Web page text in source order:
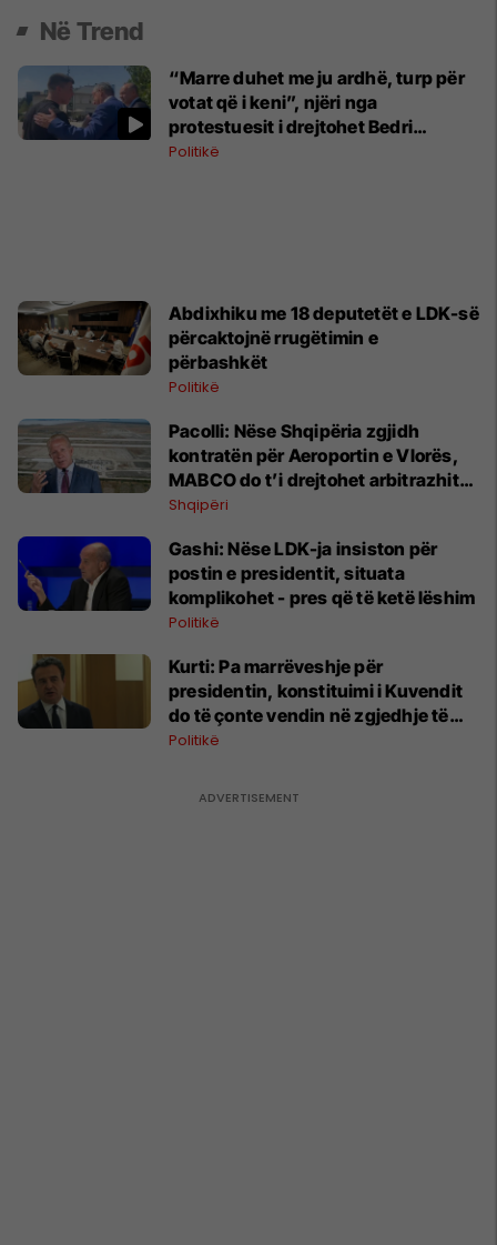
Në Trend
“Marre duhet me ju ardhë, turp për
votat që i keni”, njëri nga
protestuesit i drejtohet Bedri
Hamzës
Politikë
Abdixhiku me 18 deputetët e LDK-së
përcaktojnë rrugëtimin e
përbashkët
Politikë
Pacolli: Nëse Shqipëria zgjidh
kontratën për Aeroportin e Vlorës,
MABCO do t’i drejtohet arbitrazhit
ndërkombëtar
Shqipëri
Gashi: Nëse LDK-ja insiston për
postin e presidentit, situata
komplikohet - pres që të ketë lëshim
Politikë
Kurti: Pa marrëveshje për
presidentin, konstituimi i Kuvendit
do të çonte vendin në zgjedhje të
reja
Politikë